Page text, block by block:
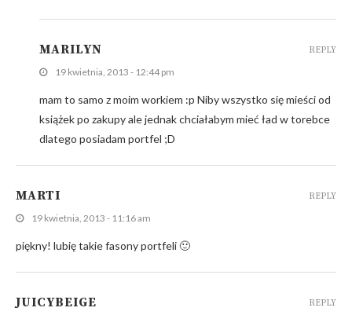
MARILYN
19 kwietnia, 2013 - 12:44 pm
mam to samo z moim workiem :p Niby wszystko się mieści od
książek po zakupy ale jednak chciałabym mieć ład w torebce
dlatego posiadam portfel ;D
REPLY
MARTI
19 kwietnia, 2013 - 11:16 am
piękny! lubię takie fasony portfeli 🙂
REPLY
JUICYBEIGE REPLY